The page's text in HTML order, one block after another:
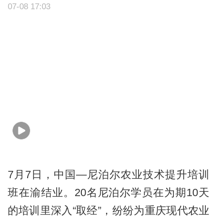
07-08 17:03
7月7日，中国—尼泊尔农业技术提升培训
班在渝结业。20名尼泊尔学员在为期10天
的培训里深入“取经”，纷纷为重庆现代农业